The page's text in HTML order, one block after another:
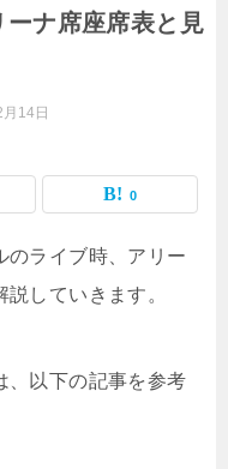
ナ席座席表と見
14日
0
のライブ時、アリー
していきます。
、以下の記事を参考